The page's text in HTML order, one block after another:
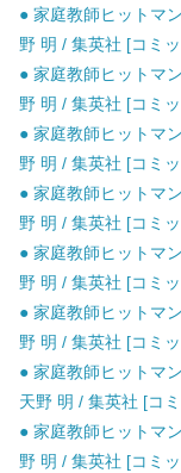
● 家庭教師ヒットマ
野 明 / 集英社 [コミ
● 家庭教師ヒットマ
野 明 / 集英社 [コミ
● 家庭教師ヒットマ
野 明 / 集英社 [コミ
● 家庭教師ヒットマ
野 明 / 集英社 [コミ
● 家庭教師ヒットマ
野 明 / 集英社 [コミ
● 家庭教師ヒットマ
野 明 / 集英社 [コミ
● 家庭教師ヒットマ
天野 明 / 集英社 [コ
● 家庭教師ヒットマ
野 明 / 集英社 [コミ